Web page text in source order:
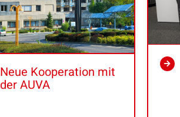
Neue Kooperation mit
der AUVA